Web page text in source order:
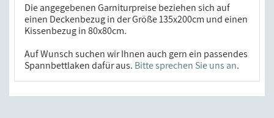
Die angegebenen Garniturpreise beziehen sich auf
einen Deckenbezug in der Größe 135x200cm und einen
Kissenbezug in 80x80cm.
Auf Wunsch suchen wir Ihnen auch gern ein passendes
Spannbettlaken dafür aus. Bitte sprechen Sie uns an.